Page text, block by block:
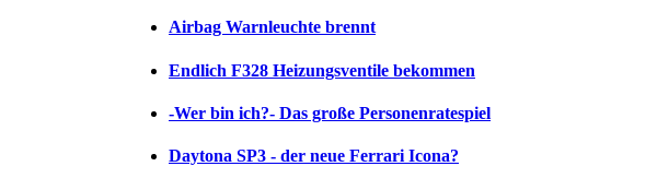
Airbag Warnleuchte brennt
Endlich F328 Heizungsventile bekommen
-Wer bin ich?- Das große Personenratespiel
Daytona SP3 - der neue Ferrari Icona?